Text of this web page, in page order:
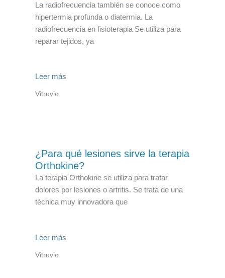
La radiofrecuencia también se conoce como
hipertermia profunda o diatermia. La
radiofrecuencia en fisioterapia Se utiliza para
reparar tejidos, ya
Leer más
Vitruvio
¿Para qué lesiones sirve la terapia
Orthokine?
La terapia Orthokine se utiliza para tratar
dolores por lesiones o artritis. Se trata de una
técnica muy innovadora que
Leer más
Vitruvio